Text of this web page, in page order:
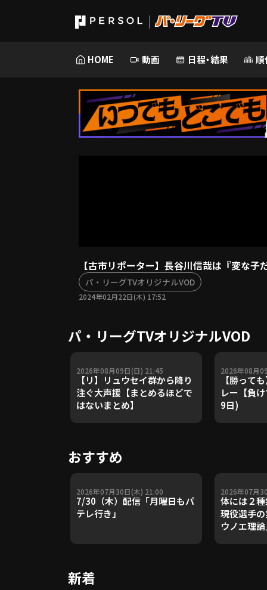
HOME 動画 日程・結果 順
【古市リポーター】長谷川信哉は『変な
パ・リーグTVオリジナルVOD
2024年02月22日(木) 17:52
パ・リーグTVオリジナルVOD
2026年08月09日(日) 21:45
【リ】リュウセイ群から降り
注ぐ大声援【まとめるほどで
はないまとめ】
2026年08月
【勝って
レー【負
9日)
おすすめ
2026年07月30日(木) 21:00
7/30（木）配信「月曜日もパ
テレ行き」
2026年07月
体には２
現役選手
ウノエ理
新着